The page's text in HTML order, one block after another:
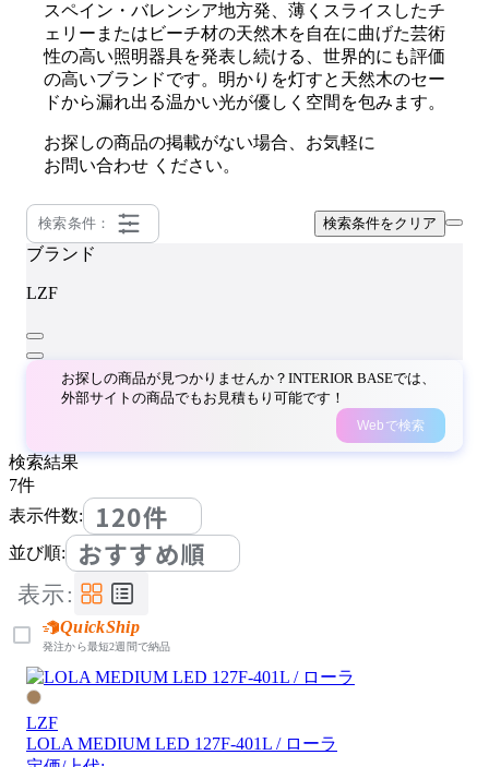
スペイン・バレンシア地方発、薄くスライスしたチ
ェリーまたはビーチ材の天然木を自在に曲げた芸術
性の高い照明器具を発表し続ける、世界的にも評価
の高いブランドです。明かりを灯すと天然木のセー
ドから漏れ出る温かい光が優しく空間を包みます。
お探しの商品の掲載がない場合、お気軽に
お問い合わせ ください。
検索条件： 検索条件をクリア
ブランド
LZF
お探しの商品が見つかりませんか？INTERIOR BASEでは、
外部サイトの商品でもお見積もり可能です！
Webで検索
検索結果
7件
表示件数:
120件
並び順: おすすめ順
表示:
QuickShip
発注から最短2週間で納品
LZF
LOLA MEDIUM LED 127F-401L / ローラ